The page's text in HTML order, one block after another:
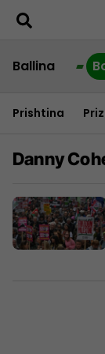
Ballina
Prishtina
Danny